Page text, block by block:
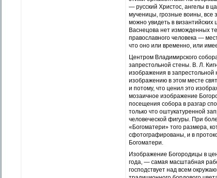
— русский Христос, ангелы в
мученицы, грозные воины, все
можно увидеть в
Васнецова нет изможденных
православного человека —
что оно или временно, или
Центром Владимирского
запрестольной стены. В. Л.
изображения в запрестольной
изображению в этом месте
и потому, что ценил это
мозаичное изображение
посещения собора в разгар
только что оштукатуренной
человеческой фигуры. При
«Богоматери» того размера,
сфотографированы, и в
Богоматери.
Изображение Богородицы в
года, — самая масштабная
господствует над всем